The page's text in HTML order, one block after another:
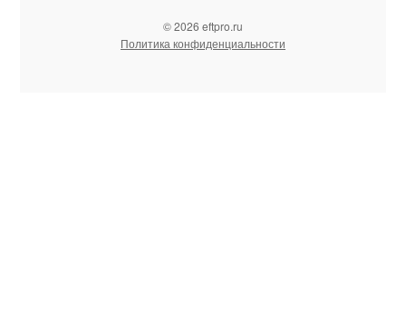
© 2026 eftpro.ru
Политика конфиденциальности